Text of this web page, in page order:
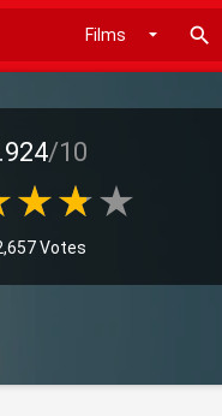
search
/10
Votes